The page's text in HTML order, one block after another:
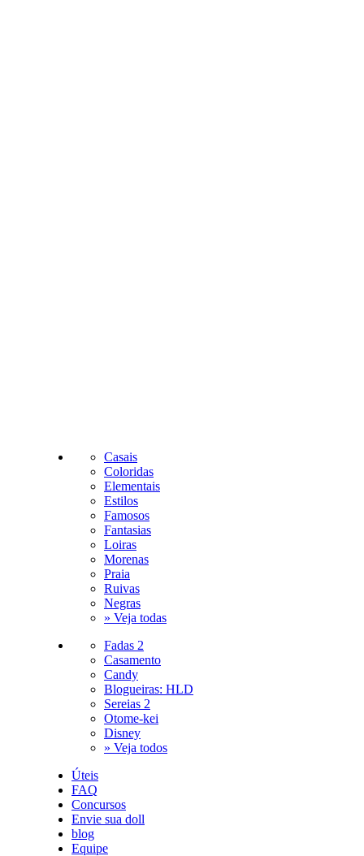
Casais
Coloridas
Elementais
Estilos
Famosos
Fantasias
Loiras
Morenas
Praia
Ruivas
Negras
» Veja todas
Fadas 2
Casamento
Candy
Blogueiras: HLD
Sereias 2
Otome-kei
Disney
» Veja todos
Úteis
FAQ
Concursos
Envie sua doll
blog
Equipe